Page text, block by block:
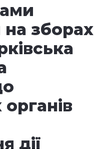
зборах
дії